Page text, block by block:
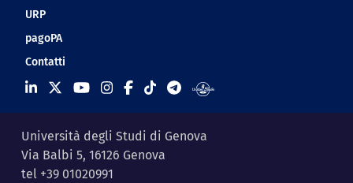
URP
pagoPA
Contatti
Università degli Studi di Genova
Via Balbi 5, 16126 Genova
tel +39 01020991